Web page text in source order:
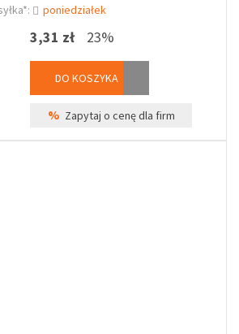
poniedziałek
3,31 zł 23%
DO KOSZYKA
% Zapytaj o cenę dla firm